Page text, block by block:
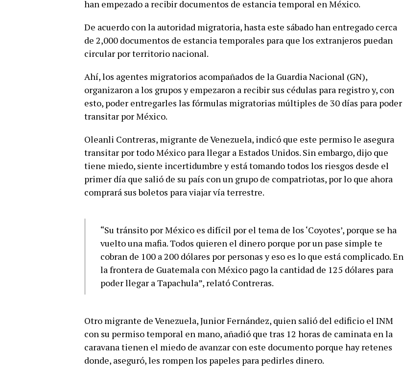
han empezado a recibir documentos de estancia temporal en México.
De acuerdo con la autoridad migratoria, hasta este sábado han entregado cerca
de 2,000 documentos de estancia temporales para que los extranjeros puedan
circular por territorio nacional.
Ahí, los agentes migratorios acompañados de la Guardia Nacional (GN),
organizaron a los grupos y empezaron a recibir sus cédulas para registro y, con
esto, poder entregarles las fórmulas migratorias múltiples de 30 días para poder
transitar por México.
Oleanli Contreras, migrante de Venezuela, indicó que este permiso le asegura
transitar por todo México para llegar a Estados Unidos. Sin embargo, dijo que
tiene miedo, siente incertidumbre y está tomando todos los riesgos desde el
primer día que salió de su país con un grupo de compatriotas, por lo que ahora
comprará sus boletos para viajar vía terrestre.
“Su tránsito por México es difícil por el tema de los ‘Coyotes’, porque se ha
vuelto una mafia. Todos quieren el dinero porque por un pase simple te
cobran de 100 a 200 dólares por personas y eso es lo que está complicado. En
la frontera de Guatemala con México pago la cantidad de 125 dólares para
poder llegar a Tapachula”, relató Contreras.
Otro migrante de Venezuela, Junior Fernández, quien salió del edificio el INM
con su permiso temporal en mano, añadió que tras 12 horas de caminata en la
caravana tienen el miedo de avanzar con este documento porque hay retenes
donde, aseguró, les rompen los papeles para pedirles dinero.